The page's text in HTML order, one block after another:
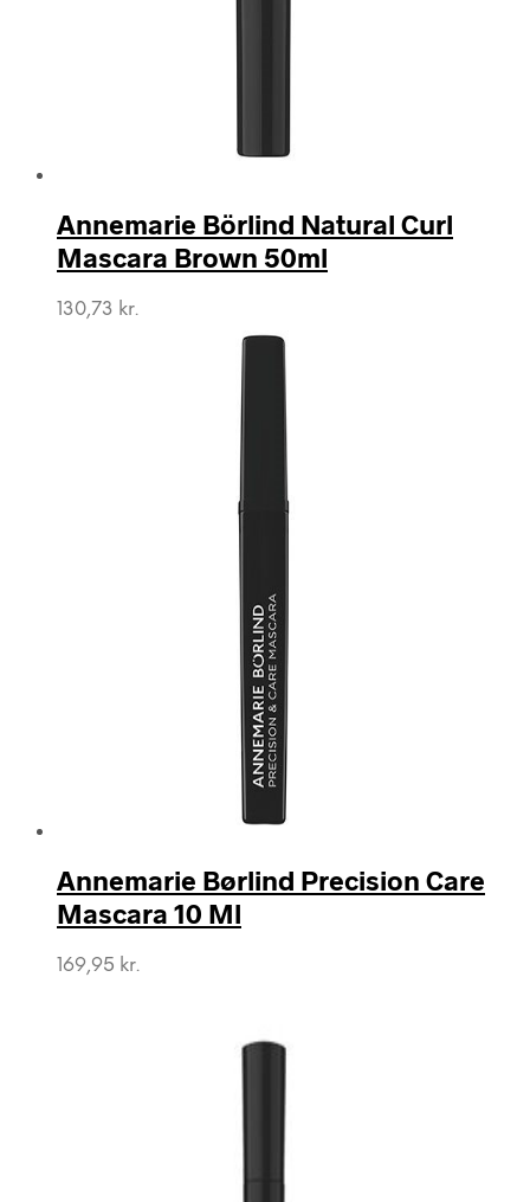
Annemarie Börlind Natural Curl
Mascara Brown 50ml
130,73 kr.
Annemarie Børlind Precision Care
Mascara 10 Ml
169,95 kr.